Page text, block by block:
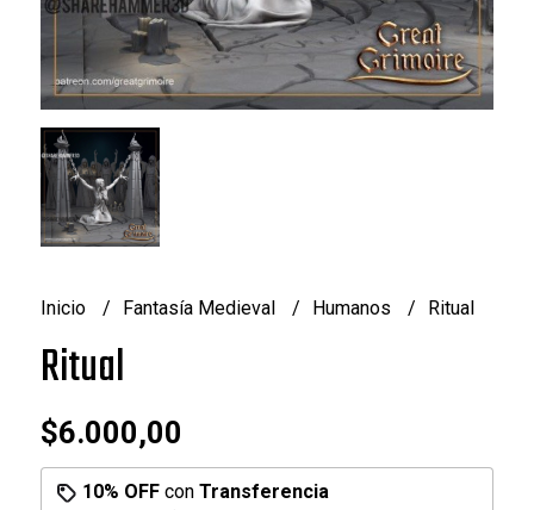
Inicio Fantasía Medieval Humanos Ritual
Ritual
$6.000,00
10% OFFcon Transferencia